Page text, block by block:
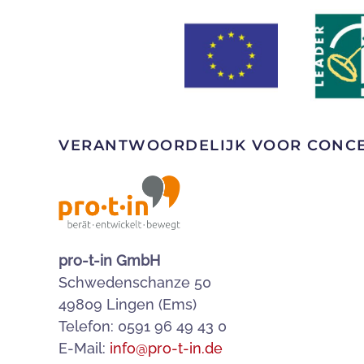
VERANTWOORDELIJK VOOR
pro-t-in GmbH
Schwedenschanze 50
49809 Lingen (Ems)
Telefon: 0591 96 49 43 0
E-Mail: info@pro-t-in.de